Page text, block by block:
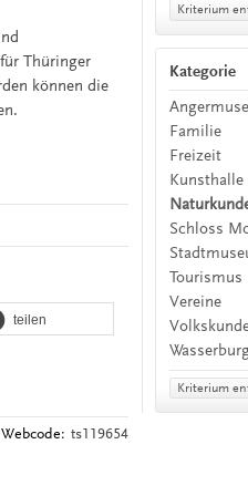
Thüringer
können die
teilen
Webcode: ts119654
Kriterium
Kategorie
Familie
Freizeit
Kunsthalle
Schloss
Tourismus
Vereine
Kriterium